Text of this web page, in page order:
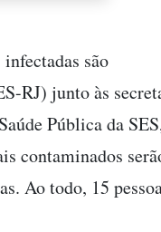
são
RJ) junto às
Pública da
contaminados
Ao todo, 15